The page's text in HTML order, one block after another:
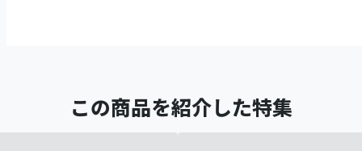
この商品を紹介した特集